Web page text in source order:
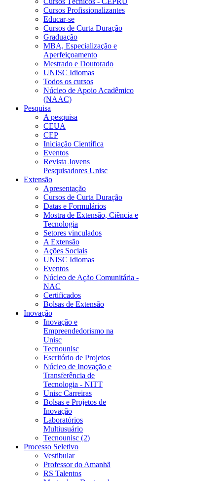
Cursos Profissionalizantes
Educar-se
Cursos de Curta Duração
Graduação
MBA, Especialização e
Aperfeiçoamento
Mestrado e Doutorado
UNISC Idiomas
Todos os cursos
Núcleo de Apoio Acadêmico
(NAAC)
Pesquisa
A pesquisa
CEUA
CEP
Iniciação Científica
Eventos
Revista Jovens
Pesquisadores Unisc
Extensão
Apresentação
Cursos de Curta Duração
Datas e Formulários
Mostra de Extensão, Ciência e
Tecnologia
Setores vinculados
A Extensão
Ações Sociais
UNISC Idiomas
Eventos
Núcleo de Ação Comunitária -
NAC
Certificados
Bolsas de Extensão
Inovação
Inovação e
Empreendedorismo na
Unisc
Tecnounisc
Escritório de Projetos
Núcleo de Inovação e
Transferência de
Tecnologia - NITT
Unisc Carreiras
Bolsas e Projetos de
Inovação
Laboratórios
Multiusuário
Tecnounisc (2)
Processo Seletivo
Vestibular
Professor do Amanhã
RS Talentos